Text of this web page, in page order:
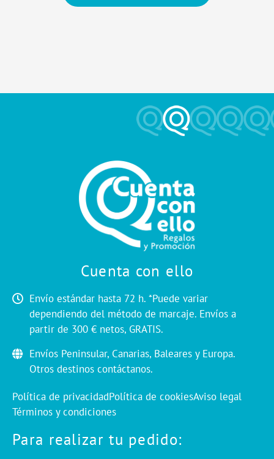
Cuenta con ello
Envío estándar hasta 72 h. *Puede variar
dependiendo del método de marcaje. Envíos a
partir de 300 € netos, GRATIS.
Envíos Peninsular, Canarias, Baleares y Europa.
Otros destinos contáctanos.
Política de privacidadPolítica de cookiesAviso legal
Términos y condiciones
Para realizar tu pedido: